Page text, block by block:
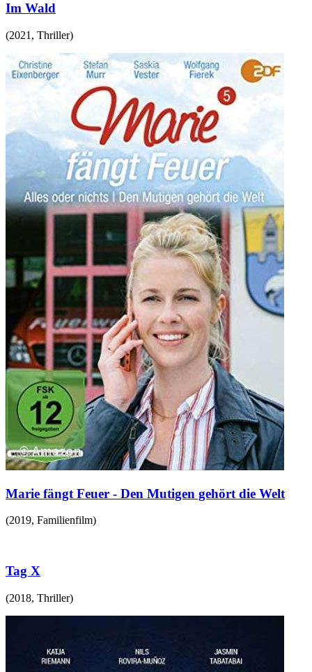
Im Wald
(2021 , Thriller)
Marie fängt Feuer - Den Mutigen gehört die Welt
(2019, Familienfilm)
Tag X
(2018, Thriller)